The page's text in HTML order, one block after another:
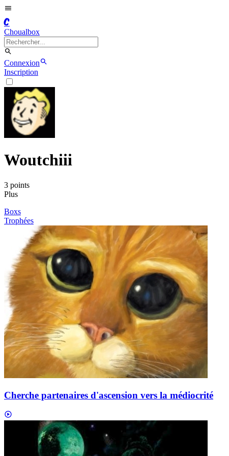
C
Choualbox
Connexion
Inscription
Woutchiii
3 points
Plus
Boxs
Trophées
Cherche partenaires d'ascension vers la médiocrité